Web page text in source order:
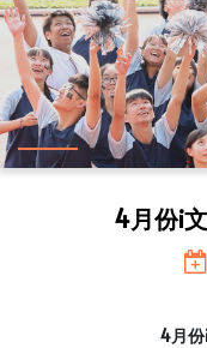
4月份i
4月